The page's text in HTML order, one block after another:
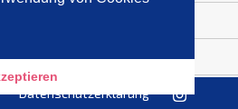
Datenschutzerklärung